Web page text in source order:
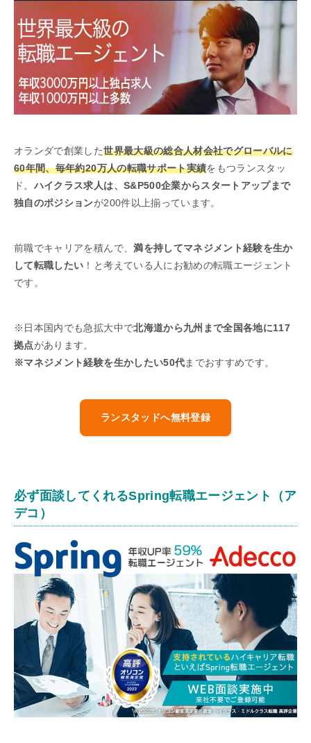
オランダで創業した世界最大級の総合人材会社でグローバルに
60年間、毎年約20万人の転職サポート実績をもつランスタッ
ド。 ハイクラス求人は、S&P500企業からスタートアップまで
独自のポジションが200件以上揃っています。
前職でキャリアを積んで、満を持してマネジメント経験を生か
して転職したい ！と考えている人にお勧めの転職エージェント
です。
※日本国内でも急拡大中で北海道から九州まで全国各地に117
拠点があります。
※マネジメント経験を生かしたい50代までおすすめです。
ランスタッドへ無料登録
必ず面談してくれるSpring転職エージェント（ア
デコ）